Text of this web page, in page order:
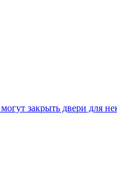
закрыть двери для